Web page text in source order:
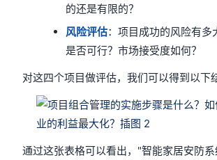
的还是有限的？
风险评估：项目成功的风险有多
是否可行？市场接受度如何？
对这四个项目做评估，我们可以得到以下
通过这张表格可以看出，"智能家居安防